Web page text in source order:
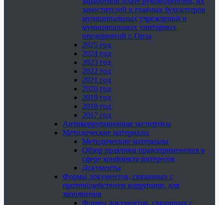
заместителей и главных бухгалтеров
муниципальных учреждений и
муниципальных унитарных
предприятий г. Орла
2025 год
2024 год
2023 год
2022 год
2021 год
2020 год
2019 год
2018 год
2017 год
Антикоррупционная экспертиза
Методические материалы
Методические материалы
Обзор практики правоприменения в
сфере конфликта интересов
Документы
Формы документов, связанных с
противодействием коррупции, для
заполнения
Формы документов, связанных с